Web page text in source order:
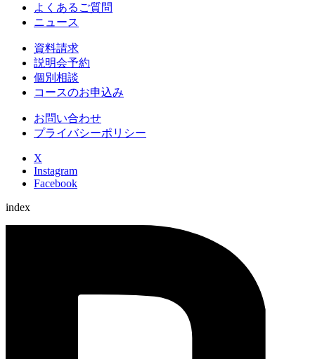
よくあるご質問
ニュース
資料請求
説明会予約
個別相談
コースのお申込み
お問い合わせ
プライバシーポリシー
X
Instagram
Facebook
index